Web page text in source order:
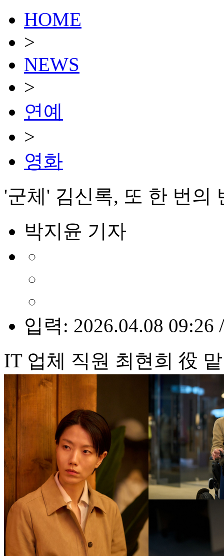
HOME
>
NEWS
>
연예
>
영화
'군체' 김신록, 또 한 번
박지윤 기자
입력: 2026.04.08 09:26
IT 업체 직원 최현희 役